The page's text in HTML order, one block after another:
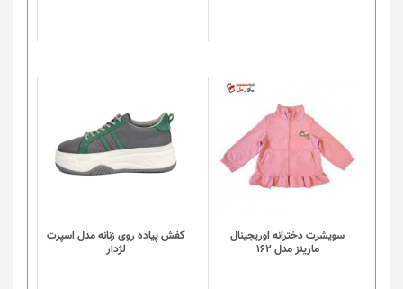
محصول
انتخاب
شوند
سویشرت دخترانه اوریجینال
مارینز مدل 162
کفش پیاده روی زنانه مدل اسپرت
لژدار
محصول
دارای
انواع
مختلفی
گزینه
ها